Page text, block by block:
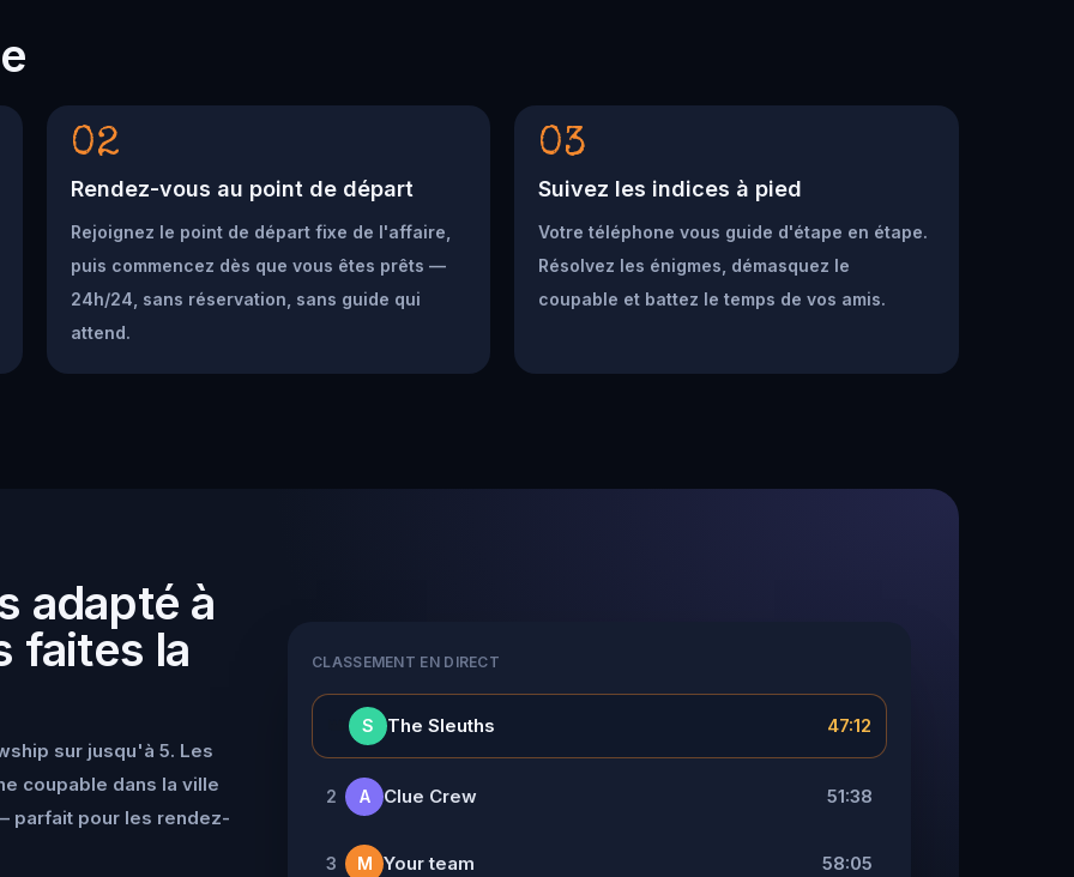
02
Rendez-vous au point de départ
Rejoignez le point de départ fixe de l'affaire,
puis commencez dès que vous êtes prêts —
24h/24, sans réservation, sans guide qui
attend.
03
Suivez les indices à pied
Votre téléphone vous guide d'étape en étape.
Résolvez les énigmes, démasquez le
coupable et battez le temps de vos amis.
adapté à
faites la
sur jusqu'à 5. Les
coupable dans la ville
parfait pour les rendez-
CLASSEMENT EN DIRECT
S The Sleuths 47:12
2 A Clue Crew 51:38
3 M Your team 58:05